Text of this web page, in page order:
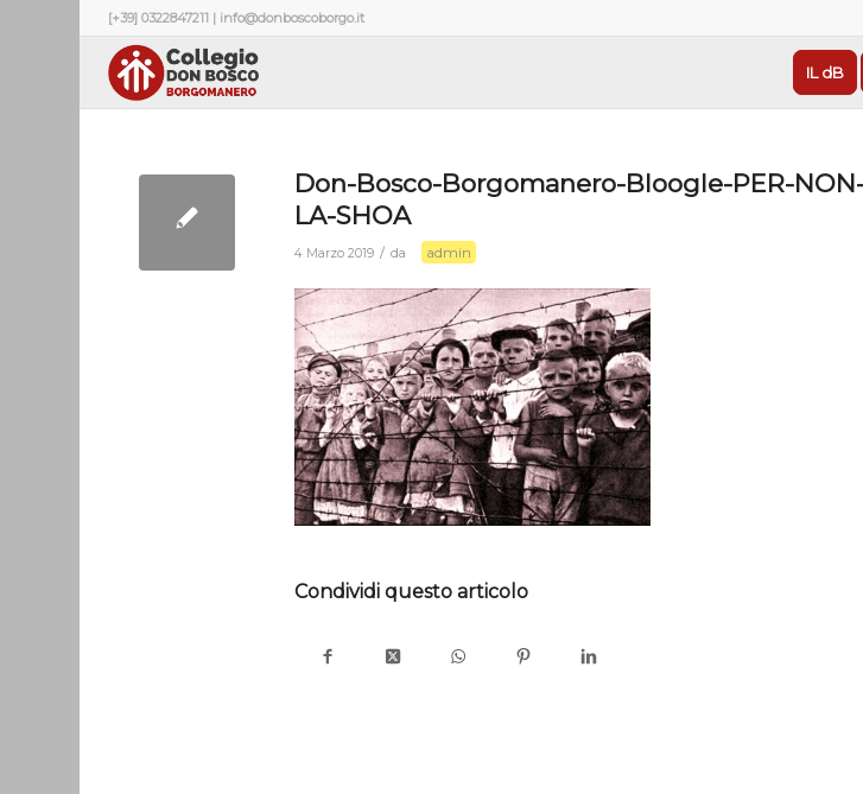
[+39] 0322847211 | info@donboscoborgo.it
IL dB
Don-Bosco-Borgomanero-Bloogle-PER-
LA-SHOA
4 Marzo 2019 / da admin
Condividi questo articolo